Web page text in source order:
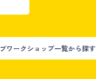
ワークショップ一覧から探す